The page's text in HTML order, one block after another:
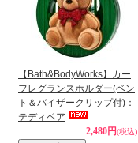
【Bath&BodyWorks】カー
フレグランスホルダー(ベン
ト＆バイザークリップ付)：
テディベア
2,480円(税込)